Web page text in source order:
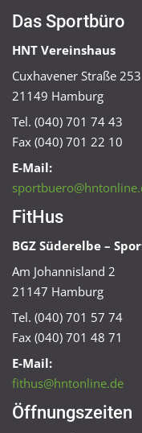
Das Sportbüro
HNT Vereinshaus
Cuxhavener Straße 253
21149 Hamburg
Tel. (040) 701 74 43
Fax (040) 701 22 10
E-Mail:
FitHus
BGZ Süderelbe –
Am Johannisland 2
21147 Hamburg
Tel. (040) 701 57 74
Fax (040) 701 48 71
E-Mail:
fithus@hntonline.de
Öffnungszeiten